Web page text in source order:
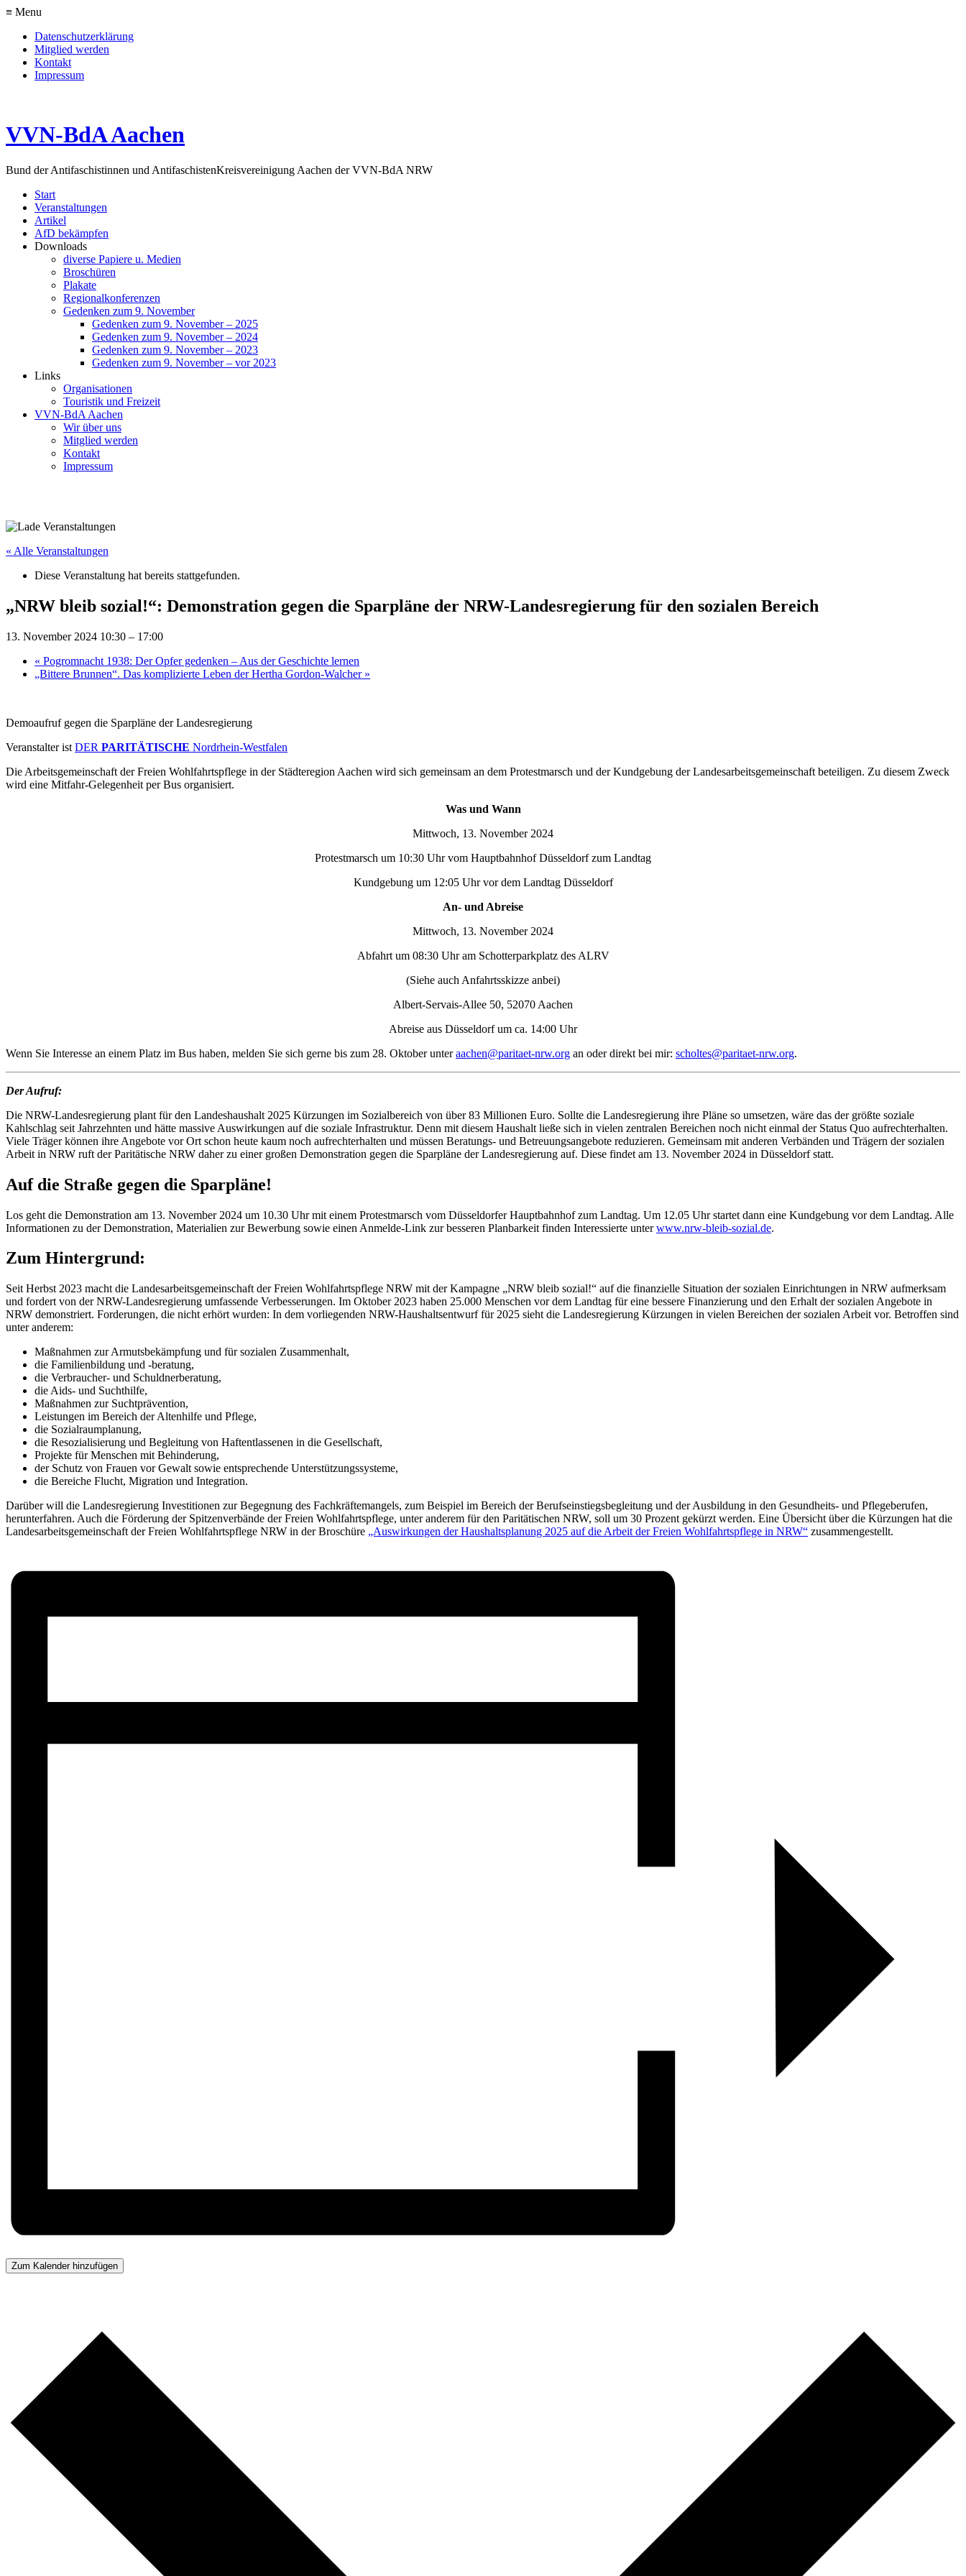
≡ Menu
Datenschutzerklärung
Mitglied werden
Kontakt
Impressum
VVN-BdA Aachen
Bund der Antifaschistinnen und AntifaschistenKreisvereinigung Aachen der VVN-BdA NRW
Start
Veranstaltungen
Artikel
AfD bekämpfen
Downloads
diverse Papiere u. Medien
Broschüren
Plakate
Regionalkonferenzen
Gedenken zum 9. November
Gedenken zum 9. November – 2025
Gedenken zum 9. November – 2024
Gedenken zum 9. November – 2023
Gedenken zum 9. November – vor 2023
Links
Organisationen
Touristik und Freizeit
VVN-BdA Aachen
Wir über uns
Mitglied werden
Kontakt
Impressum
« Alle Veranstaltungen
Diese Veranstaltung hat bereits stattgefunden.
„NRW bleib sozial!“: Demonstration gegen die Sparpläne der NRW-Landesregierung für den sozialen Bereich
13. November 2024 10:30 – 17:00
« Pogromnacht 1938: Der Opfer gedenken – Aus der Geschichte lernen
„Bittere Brunnen“. Das komplizierte Leben der Hertha Gordon-Walcher »
Demoaufruf gegen die Sparpläne der Landesregierung
Veranstalter ist DER PARITÄTISCHE Nordrhein-Westfalen
Die Arbeitsgemeinschaft der Freien Wohlfahrtspflege in der Städteregion Aachen wird sich gemeinsam an dem Protestmarsch und der Kundgebung der Landesarbeitsgemeinschaft beteiligen. Zu diesem Zweck
wird eine Mitfahr-Gelegenheit per Bus organisiert.
Was und Wann
Mittwoch, 13. November 2024
Protestmarsch um 10:30 Uhr vom Hauptbahnhof Düsseldorf zum Landtag
Kundgebung um 12:05 Uhr vor dem Landtag Düsseldorf
An- und Abreise
Mittwoch, 13. November 2024
Abfahrt um 08:30 Uhr am Schotterparkplatz des ALRV
(Siehe auch Anfahrtsskizze anbei)
Albert-Servais-Allee 50, 52070 Aachen
Abreise aus Düsseldorf um ca. 14:00 Uhr
Wenn Sie Interesse an einem Platz im Bus haben, melden Sie sich gerne bis zum 28. Oktober unteraachen@paritaet-nrw.org an oder direkt bei mir: scholtes@paritaet-nrw.org.
Der Aufruf:
Die NRW-Landesregierung plant für den Landeshaushalt 2025 Kürzungen im Sozialbereich von über 83 Millionen Euro. Sollte die Landesregierung ihre Pläne so umsetzen, wäre das der größte soziale
Kahlschlag seit Jahrzehnten und hätte massive Auswirkungen auf die soziale Infrastruktur. Denn mit diesem Haushalt ließe sich in vielen zentralen Bereichen noch nicht einmal der Status Quo aufrechterhalten.
Viele Träger können ihre Angebote vor Ort schon heute kaum noch aufrechterhalten und müssen Beratungs- und Betreuungsangebote reduzieren. Gemeinsam mit anderen Verbänden und Trägern der sozialen
Arbeit in NRW ruft der Paritätische NRW daher zu einer großen Demonstration gegen die Sparpläne der Landesregierung auf. Diese findet am 13. November 2024 in Düsseldorf statt.
Auf die Straße gegen die Sparpläne!
Los geht die Demonstration am 13. November 2024 um 10.30 Uhr mit einem Protestmarsch vom Düsseldorfer Hauptbahnhof zum Landtag. Um 12.05 Uhr startet dann eine Kundgebung vor dem Landtag. Alle
Informationen zu der Demonstration, Materialien zur Bewerbung sowie einen Anmelde-Link zur besseren Planbarkeit finden Interessierte unterwww.nrw-bleib-sozial.de.
Zum Hintergrund:
Seit Herbst 2023 macht die Landesarbeitsgemeinschaft der Freien Wohlfahrtspflege NRW mit der Kampagne „NRW bleib sozial!“ auf die finanzielle Situation der sozialen Einrichtungen in NRW aufmerksam
und fordert von der NRW-Landesregierung umfassende Verbesserungen. Im Oktober 2023 haben 25.000 Menschen vor dem Landtag für eine bessere Finanzierung und den Erhalt der sozialen Angebote in
NRW demonstriert. Forderungen, die nicht erhört wurden: In dem vorliegenden NRW-Haushaltsentwurf für 2025 sieht die Landesregierung Kürzungen in vielen Bereichen der sozialen Arbeit vor. Betroffen sind
unter anderem:
Maßnahmen zur Armutsbekämpfung und für sozialen Zusammenhalt,
die Familienbildung und -beratung,
die Verbraucher- und Schuldnerberatung,
die Aids- und Suchthilfe,
Maßnahmen zur Suchtprävention,
Leistungen im Bereich der Altenhilfe und Pflege,
die Sozialraumplanung,
die Resozialisierung und Begleitung von Haftentlassenen in die Gesellschaft,
Projekte für Menschen mit Behinderung,
der Schutz von Frauen vor Gewalt sowie entsprechende Unterstützungssysteme,
die Bereiche Flucht, Migration und Integration.
Darüber will die Landesregierung Investitionen zur Begegnung des Fachkräftemangels, zum Beispiel im Bereich der Berufseinstiegsbegleitung und der Ausbildung in den Gesundheits- und Pflegeberufen,
herunterfahren. Auch die Förderung der Spitzenverbände der Freien Wohlfahrtspflege, unter anderem für den Paritätischen NRW, soll um 30 Prozent gekürzt werden. Eine Übersicht über die Kürzungen hat die
Landesarbeitsgemeinschaft der Freien Wohlfahrtspflege NRW in der Broschüre „Auswirkungen der Haushaltsplanung 2025 auf die Arbeit der Freien Wohlfahrtspflege in NRW“ zusammengestellt.
Zum Kalender hinzufügen